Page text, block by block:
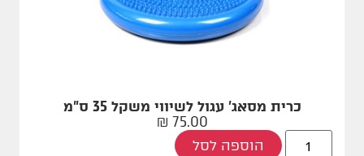
כרית מסאג' עגול לשיווי משקל 35 ס"מ
75.00
₪
הוספה לסל